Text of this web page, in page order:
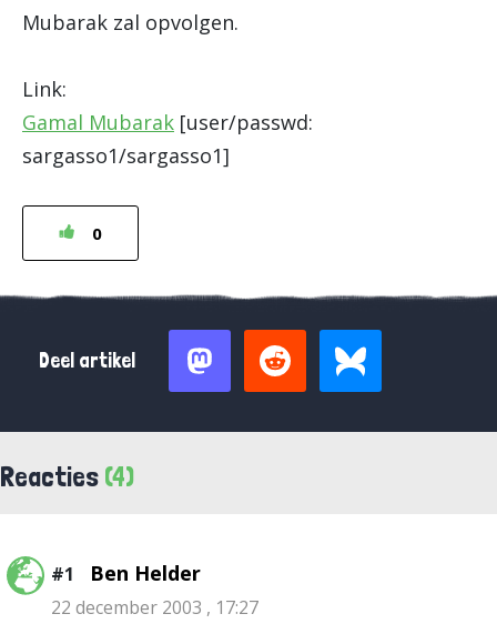
Mubarak zal opvolgen.
Link:
Gamal Mubarak [user/passwd:
sargasso1/sargasso1]
0
Deel artikel
Reacties (4)
#1 Ben Helder
22 december 2003 , 17:27